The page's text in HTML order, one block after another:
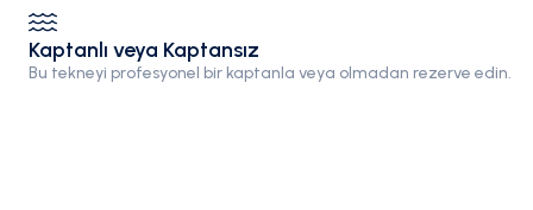
Kaptanlı veya Kaptansız
Bu tekneyi profesyonel bir kaptanla veya olmadan rezerve edin.